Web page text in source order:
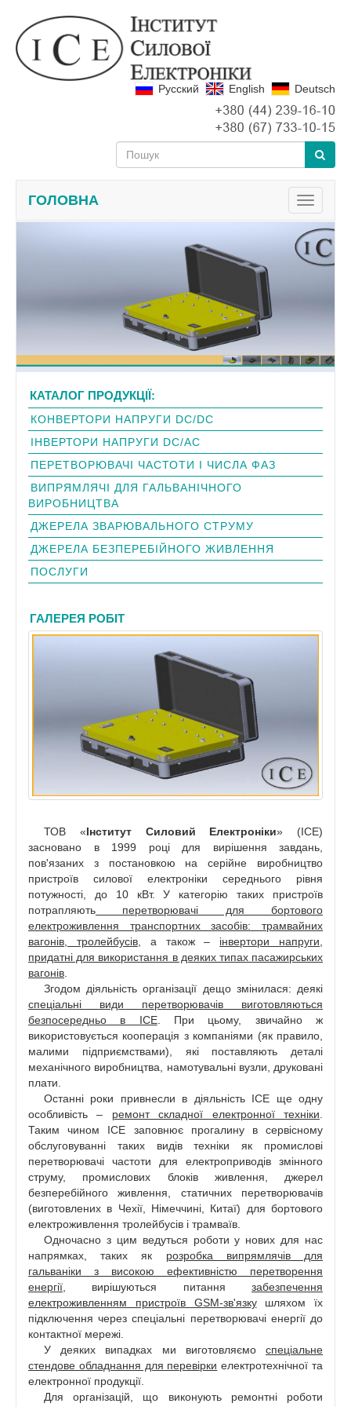
Русский English Deutsch
Toggle
ГОЛОВНА
КАТАЛОГ ПРОДУКЦІЇ:
КОНВЕРТОРИ НАПРУГИ DC/DC
ІНВЕРТОРИ НАПРУГИ DC/AC
ПЕРЕТВОРЮВАЧІ ЧАСТОТИ І ЧИСЛА ФАЗ
ВИПРЯМЛЯЧІ ДЛЯ ГАЛЬВАНІЧНОГО
ВИРОБНИЦТВА
ДЖЕРЕЛА ЗВАРЮВАЛЬНОГО СТРУМУ
ДЖЕРЕЛА БЕЗПЕРЕБІЙНОГО ЖИВЛЕННЯ
ПОСЛУГИ
ГАЛЕРЕЯ РОБІТ
ТОВ «Інститут Силовий Електроніки» (ІСЕ)
засновано в 1999 році для вирішення завдань,
пов'язаних з постановкою на серійне виробництво
пристроїв силової електроніки середнього рівня
потужності, до 10 кВт. У категорію таких пристроїв
потрапляють перетворювачі для бортового
електроживлення транспортних засобів: трамвайних
вагонів, тролейбусів, а також – інвертори напруги,
придатні для використання в деяких типах пасажирських
вагонів.
Згодом діяльність організації дещо змінилася: деякі
спеціальні види перетворювачів виготовляються
безпосередньо в ІСЕ. При цьому, звичайно ж
використовується кооперація з компаніями (як правило,
малими підприємствами), які поставляють деталі
механічного виробництва, намотувальні вузли, друковані
плати.
Останні роки привнесли в діяльність ІСЕ ще одну
особливість – ремонт складної електронної техніки.
Таким чином ІСЕ заповнює прогалину в сервісному
обслуговуванні таких видів техніки як промислові
перетворювачі частоти для електроприводів змінного
струму, промислових блоків живлення, джерел
безперебійного живлення, статичних перетворювачів
(виготовлених в Чехії, Німеччині, Китаї) для бортового
електроживлення тролейбусів і трамваїв.
Одночасно з цим ведуться роботи у нових для нас
напрямках, таких як розробка випрямлячів для
гальваніки з високою ефективністю перетворення
енергії, вирішуються питання забезпечення
електроживленням пристроїв GSM-зв'язкушляхом їх
підключення через спеціальні перетворювачі енергії до
контактної мережі.
У деяких випадках ми виготовляємо спеціальне
стендове обладнання для перевірки електротехнічної та
електронної продукції.
Для організацій, що виконують ремонтні роботи